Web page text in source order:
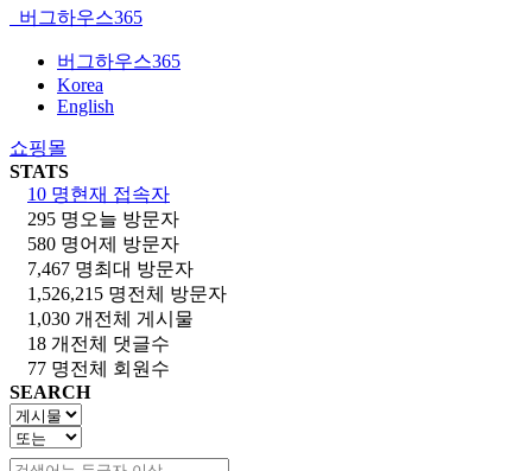
버그하우스365
버그하우스365
Korea
English
쇼핑몰
STATS
10 명현재 접속자
295 명 오늘 방문자
580 명어제 방문자
7,467 명최대 방문자
1,526,215 명전체 방문자
1,030 개 전체 게시물
18 개 전체 댓글수
77 명전체 회원수
SEARCH